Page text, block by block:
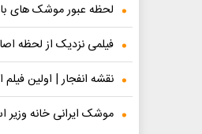
لحظه عبور موشک های
فیلمی نزدیک از لحظه
نقشه انفجار | اولین
موشک ایرانی خانه وزیر